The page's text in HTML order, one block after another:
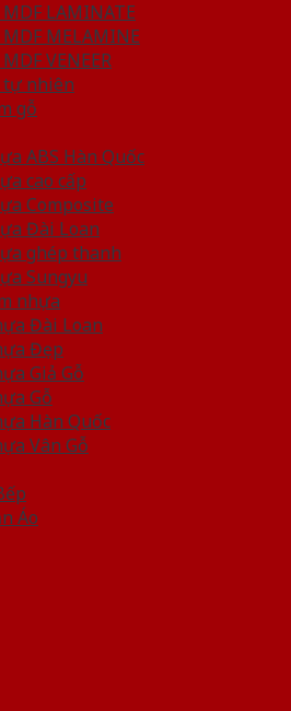
LAMINATE
MELAMINE
VENEER
tự nhiên
gỗ
ABS Hàn Quốc
cao cấp
Composite
Đài Loan
ghép thanh
Sungyu
nhựa
Đài Loan
Đẹp
Giả Gỗ
Gỗ
Hàn Quốc
Vân Gỗ
Áo